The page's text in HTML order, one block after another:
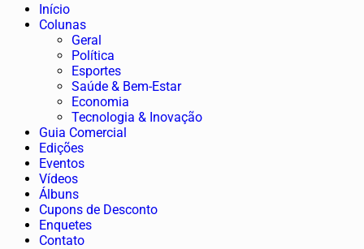
Início
Colunas
Geral
Política
Esportes
Saúde & Bem-Estar
Economia
Tecnologia & Inovação
Guia Comercial
Edições
Eventos
Vídeos
Álbuns
Cupons de Desconto
Enquetes
Contato